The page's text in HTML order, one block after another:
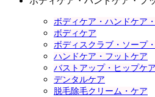
ボディケア・ハンドケア
ボディケア
ボディスクラブ・ソープ
ハンドケア・フットケア
バストアップ・ヒップケア
デンタルケア
脱毛除毛クリーム・ケア